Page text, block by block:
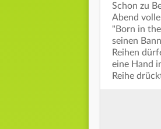
Schon zu
Abend
"Born in
seinen
Reihen
eine Hand
Reihe